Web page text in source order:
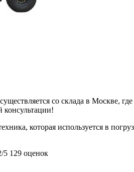
со склада в Москве,
консультации!
которая используется в
5 129 оценок